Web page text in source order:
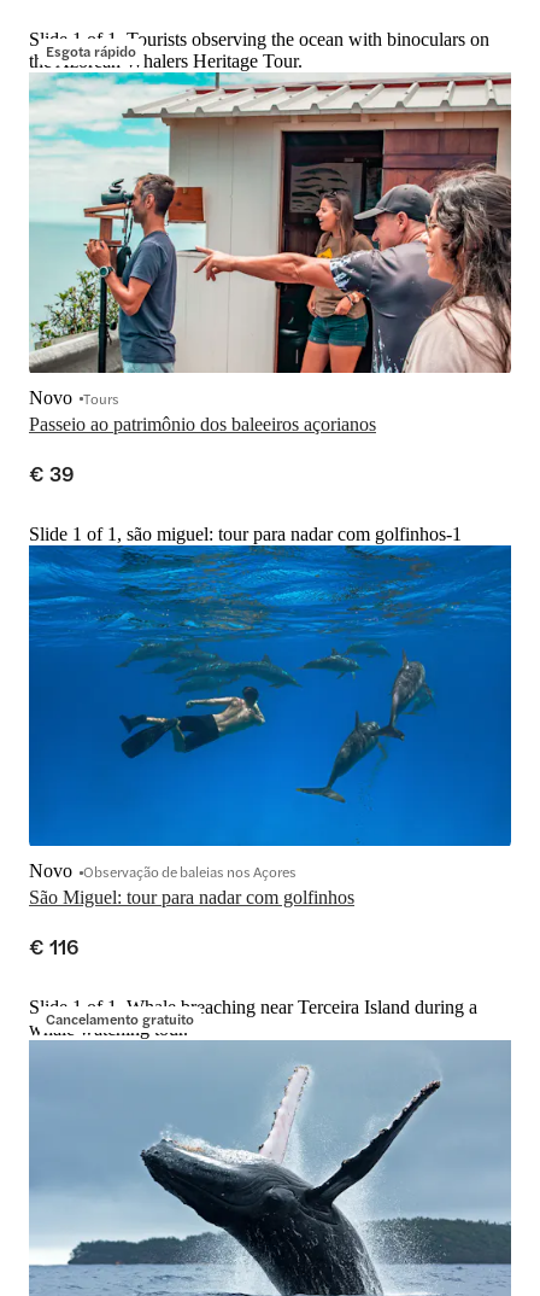
Esgota rápido
Slide 1 of 1, Tourists observing the ocean with binoculars on
the Azorean Whalers Heritage Tour.
Passeio ao patrimônio dos baleeiros açorianos
Novo Tours
€ 39
Slide 1 of 1, são miguel: tour para nadar com golfinhos-1
São Miguel: tour para nadar com golfinhos
Novo Observação de baleias nos Açores
€ 116
Cancelamento gratuito
Slide 1 of 1, Whale breaching near Terceira Island during a
whale watching tour.